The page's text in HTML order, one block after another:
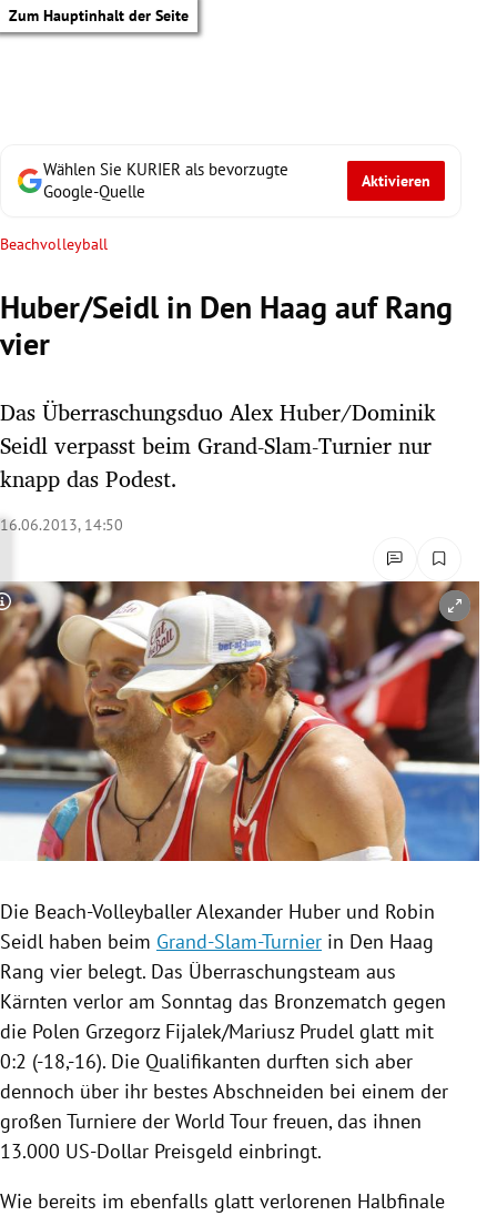
Zum Hauptinhalt der Seite
Untermenü
Untermenü
Untermenü
Untermenü
Untermenü
Untermenü
Untermenü
Untermenü
Wählen Sie KURIER als bevorzugte
Google-Quelle
Aktivieren
Beachvolleyball
Huber/Seidl in Den Haag auf Rang
vier
Das Überraschungsduo Alex Huber/Dominik
Seidl verpasst beim Grand-Slam-Turnier nur
knapp das Podest.
16.06.2013, 14:50
Copyright-Hinweis öffnen/schließen
Die Beach-VolleyballerAlexander Huber und Robin
Seidl haben beim Grand-Slam-Turnier in Den Haag
Rang vier belegt. Das Überraschungsteam aus
Kärnten verlor am Sonntag das Bronzematch gegen
die Polen Grzegorz Fijalek/Mariusz Prudel glatt mit
0:2 (-18,-16). Die Qualifikanten durften sich aber
dennoch über ihr bestes Abschneiden bei einem der
großen Turniere der World Tour freuen, das ihnen
13.000 US-Dollar Preisgeld einbringt.
Wie bereits im ebenfalls glatt verlorenen Halbfinale